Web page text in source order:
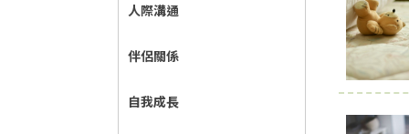
人際溝通
伴侶關係
自我成長